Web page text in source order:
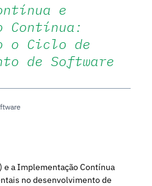
e
Contínua:
o Ciclo de
de Software
e a Implementação Contínua
no desenvolvimento de